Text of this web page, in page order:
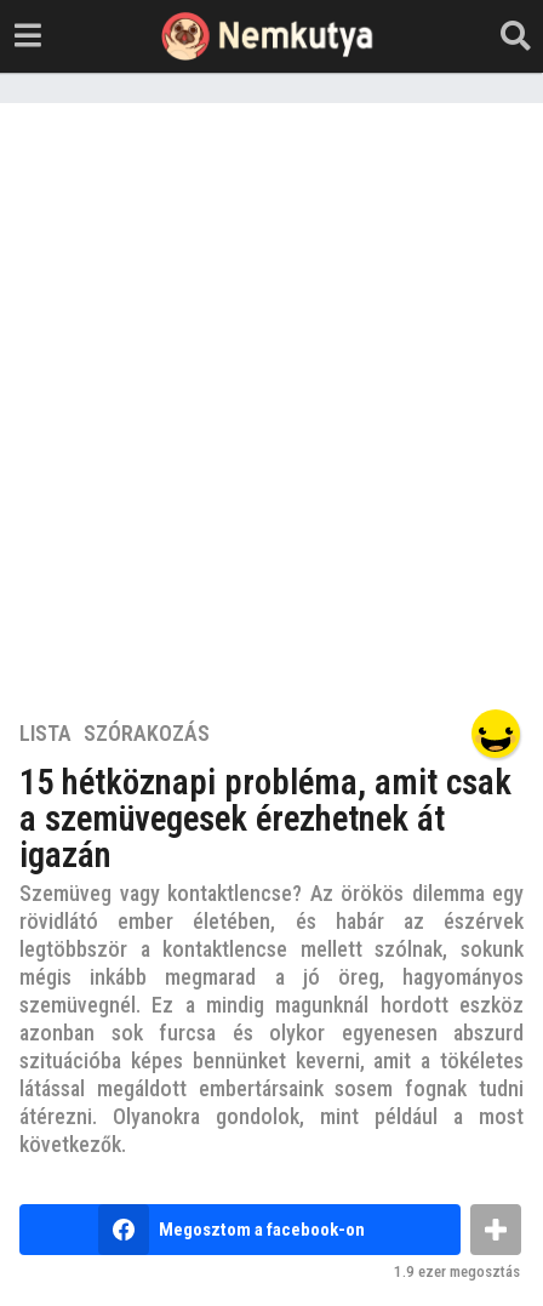
7
v
e
z
e
l
ő
t
7
é
v
e
z
l
LISTA ,SZÓRAKOZÁS
15 hétköznapi probléma, amit csak
a szemüvegesek érezhetnek át
igazán
Szemüveg vagy kontaktlencse? Az örökös dilemma egy
rövidlátó ember életében, és habár az észérvek
legtöbbször a kontaktlencse mellett szólnak, sokunk
mégis inkább megmarad a jó öreg, hagyományos
szemüvegnél. Ez a mindig magunknál hordott eszköz
azonban sok furcsa és olykor egyenesen abszurd
szituációba képes bennünket keverni, amit a tökéletes
látással megáldott embertársaink sosem fognak tudni
átérezni. Olyanokra gondolok, mint például a most
következők.
n
Megosztom a facebook-on
1.9 ezer megosztás